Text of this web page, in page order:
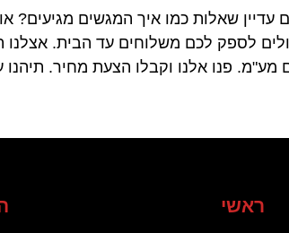
עדיין שאלות כמו איך המגשים מגיעים?
לספק לכם משלוחים עד הבית.
מע"מ. פנו אלנו וקבלו הצעת מחיר.
ראשי